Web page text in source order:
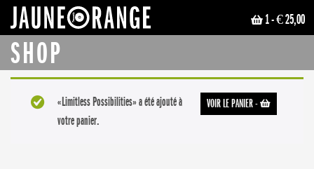
1- € 25,00
SHOP
VOIR LE PANIER-
«Limitless Possibilities» a été ajouté à
votre panier.